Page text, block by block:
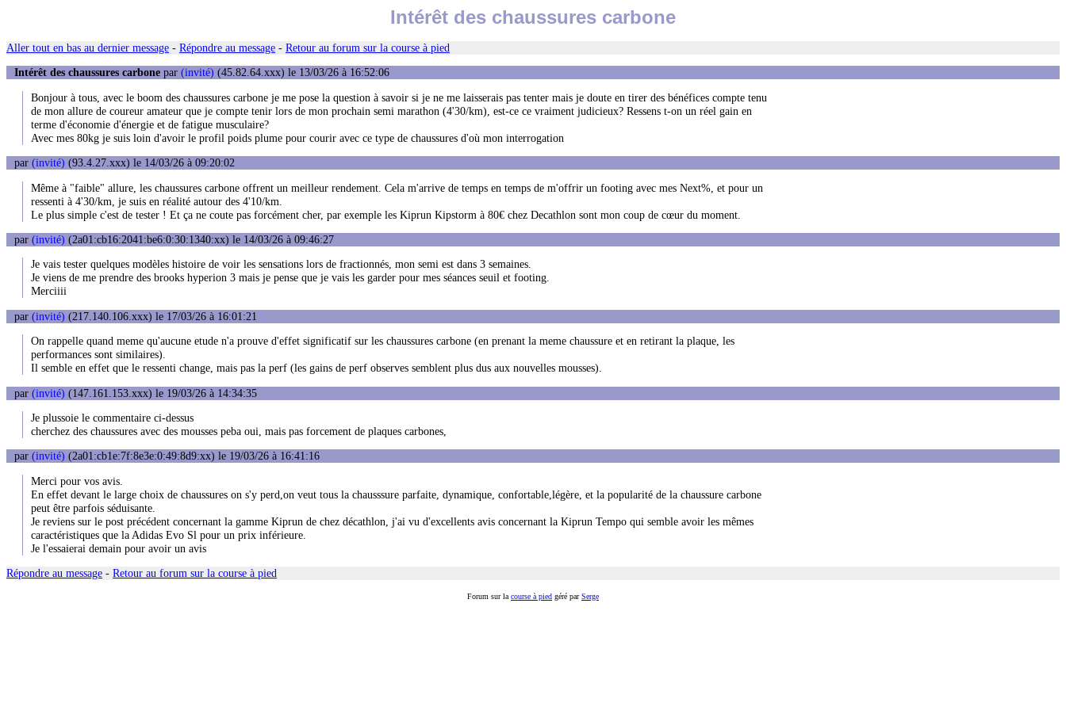
Intérêt des chaussures carbone
Aller tout en bas au dernier message - Répondre au message - Retour au forum sur la course à pied
Intérêt des chaussures carbone par (invité) (45.82.64.xxx) le 13/03/26 à 16:52:06
Bonjour à tous, avec le boom des chaussures carbone je me pose la question à savoir si je ne me laisserais pas tenter mais je doute en tirer des bénéfices compte tenu
de mon allure de coureur amateur que je compte tenir lors de mon prochain semi marathon (4'30/km), est-ce ce vraiment judicieux? Ressens t-on un réel gain en
terme d'économie d'énergie et de fatigue musculaire?
Avec mes 80kg je suis loin d'avoir le profil poids plume pour courir avec ce type de chaussures d'où mon interrogation
par (invité) (93.4.27.xxx) le 14/03/26 à 09:20:02
Même à "faible" allure, les chaussures carbone offrent un meilleur rendement. Cela m'arrive de temps en temps de m'offrir un footing avec mes Next%, et pour un
ressenti à 4'30/km, je suis en réalité autour des 4'10/km.
Le plus simple c'est de tester ! Et ça ne coute pas forcément cher, par exemple les Kiprun Kipstorm à 80€ chez Decathlon sont mon coup de cœur du moment.
par (invité) (2a01:cb16:2041:be6:0:30:1340:xx) le 14/03/26 à 09:46:27
Je vais tester quelques modèles histoire de voir les sensations lors de fractionnés, mon semi est dans 3 semaines.
Je viens de me prendre des brooks hyperion 3 mais je pense que je vais les garder pour mes séances seuil et footing.
Merciiii
par (invité) (217.140.106.xxx) le 17/03/26 à 16:01:21
On rappelle quand meme qu'aucune etude n'a prouve d'effet significatif sur les chaussures carbone (en prenant la meme chaussure et en retirant la plaque, les
performances sont similaires).
Il semble en effet que le ressenti change, mais pas la perf (les gains de perf observes semblent plus dus aux nouvelles mousses).
par (invité) (147.161.153.xxx) le 19/03/26 à 14:34:35
Je plussoie le commentaire ci-dessus
cherchez des chaussures avec des mousses peba oui, mais pas forcement de plaques carbones,
par (invité) (2a01:cb1e:7f:8e3e:0:49:8d9:xx) le 19/03/26 à 16:41:16
Merci pour vos avis.
En effet devant le large choix de chaussures on s'y perd,on veut tous la chausssure parfaite, dynamique, confortable,légère, et la popularité de la chaussure carbone
peut être parfois séduisante.
Je reviens sur le post précédent concernant la gamme Kiprun de chez décathlon, j'ai vu d'excellents avis concernant la Kiprun Tempo qui semble avoir les mêmes
caractéristiques que la Adidas Evo Sl pour un prix inférieure.
Je l'essaierai demain pour avoir un avis
Répondre au message - Retour au forum sur la course à pied
Forum sur la course à pied géré parSerge